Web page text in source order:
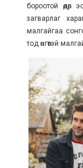
бороотой өдөр
загварлаг
малгайгаа
тод өнгөтэй